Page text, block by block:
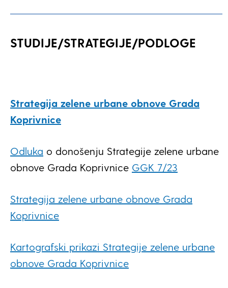
STUDIJE/STRATEGIJE/PODLOGE
Strategija zelene urbane obnove Grada
Koprivnice
Odluka o donošenju Strategije zelene urbane
obnove Grada Koprivnice GGK 7/23
Strategija zelene urbane obnove Grada
Koprivnice
Kartografski prikazi Strategije zelene urbane
obnove Grada Koprivnice